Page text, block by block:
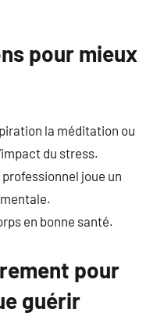
pour mieux
la méditation ou
du stress.
joue un
en bonne santé.
pour
guérir